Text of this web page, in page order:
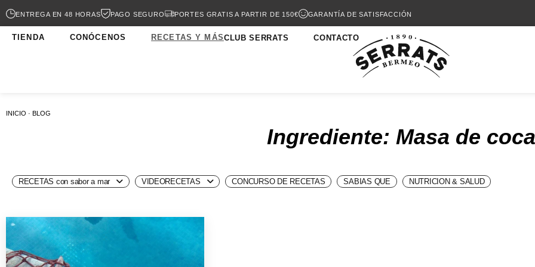
ENTREGA EN 48 HORAS PAGO SEGURO PORTES GRATIS A PARTIR DE 150€ GARANTÍA DE SATISFACCIÓN
TIENDA CONÓCENOS RECETAS Y MÁSCLUB SERRATS CONTACTO
INICIO · BLOG
Ingrediente: Masa de coca
RECETAS con sabor a mar VIDEORECETAS CONCURSO DE RECETAS SABIAS QUE NUTRICION & SALUD